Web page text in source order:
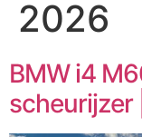
2026
BMW i4
scheurijzer